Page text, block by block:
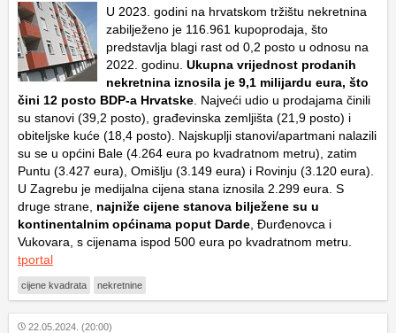
U 2023. godini na hrvatskom tržištu nekretnina
zabilježeno je 116.961 kupoprodaja, što
predstavlja blagi rast od 0,2 posto u odnosu na
2022. godinu. Ukupna vrijednost prodanih
nekretnina iznosila je 9,1 milijardu eura, što
čini 12 posto BDP-a Hrvatske . Najveći udio u prodajama činili
su stanovi (39,2 posto), građevinska zemljišta (21,9 posto) i
obiteljske kuće (18,4 posto). Najskuplji stanovi/apartmani nalazili
su se u općini Bale (4.264 eura po kvadratnom metru), zatim
Puntu (3.427 eura), Omišlju (3.149 eura) i Rovinju (3.120 eura).
U Zagrebu je medijalna cijena stana iznosila 2.299 eura. S
druge strane, najniže cijene stanova bilježene su u
kontinentalnim općinama poput Darde , Đurđenovca i
Vukovara, s cijenama ispod 500 eura po kvadratnom metru.
tportal
cijene kvadrata nekretnine
22.05.2024. (20:00)